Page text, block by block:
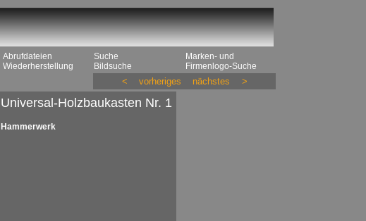
Abrufdateien
Wiederherstellung
Suche
Bildsuche
Marken- und
Firmenlogo-Suche
< vorheriges nächstes >
Universal-Holzbaukasten Nr. 1
Hammerwerk